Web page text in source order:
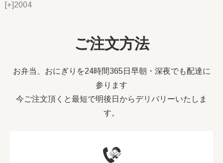
[+]2004
ご注文方法
お弁当、おにぎりを24時間365日早朝・深夜でも配達に
参ります
今ご注文頂くと最短で明後日からデリバリーいたしま
す。